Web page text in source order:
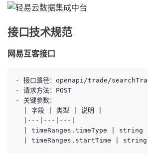
接口技术规范
网易互客接口
- 接口路径：openapi/trade/
- 请求方法：POST
- 关键参数：
  | 字段 | 类型 | 说明 |
  |---|---|---|
| timeRanges.timeType | string |
| timeRanges.startTime | string |